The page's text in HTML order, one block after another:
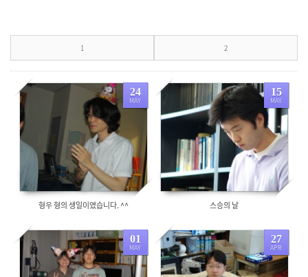
1 2
24
MAY
8037
형우 형의 생일이였습니다. ^^
15
MAY
5810
스승의 날
01
MAY
5805
27
APR
7820